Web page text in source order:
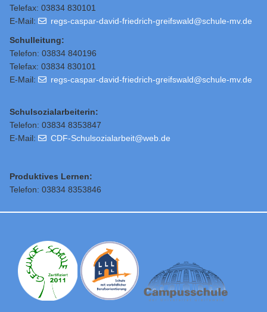
Telefax: 03834 830101
E-Mail:
regs-caspar-david-friedrich-greifswald@schule-mv.de
Schulleitung:
Telefon: 03834 840196
Telefax: 03834 830101
E-Mail:
regs-caspar-david-friedrich-greifswald@schule-mv.de
Schulsozialarbeiterin:
Telefon: 03834 8353847
E-Mail:
CDF-Schulsozialarbeit@web.de
Produktives Lernen:
Telefon: 03834 8353846